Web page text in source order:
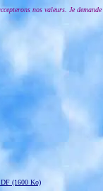
nos valeurs. Je
(1600 Ko)